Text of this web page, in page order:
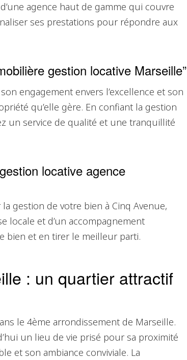
agence haut de gamme qui couvre
ses prestations pour répondre aux
gestion locative Marseille”
engagement envers l’excellence et son
qu’elle gère. En confiant la gestion
un service de qualité et une tranquillité
locative agence
gestion de votre bien à Cinq Avenue,
locale et d’un accompagnement
bien et en tirer le meilleur parti.
: un quartier attractif
le 4ème arrondissement de Marseille.
un lieu de vie prisé pour sa proximité
et son ambiance conviviale. La